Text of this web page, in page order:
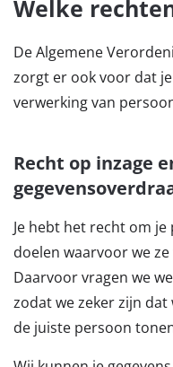
Welke
De Algemene
zorgt er ook voor dat
verwerking van
Recht op inzage
Je hebt het recht om
doelen waarvoor we
Daarvoor vragen we
zodat we zeker zijn dat
de juiste persoon